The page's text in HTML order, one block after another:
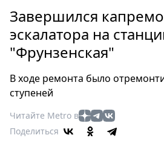
Россия
Мир
Здоровье
Туризм
Театр
Кино
Завершился
эскалатора на
"Фрунзенская"
В ходе ремонта было
ступеней
Читайте Metro в
Поделиться